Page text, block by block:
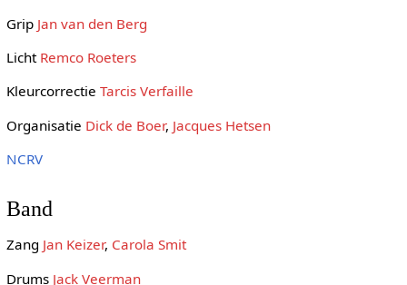
Grip Jan van den Berg
Licht Remco Roeters
Kleurcorrectie Tarcis Verfaille
Organisatie Dick de Boer, Jacques Hetsen
NCRV
Band
Zang Jan Keizer, Carola Smit
Drums Jack Veerman